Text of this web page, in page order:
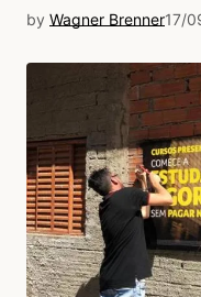
by Wagner Brenner17/